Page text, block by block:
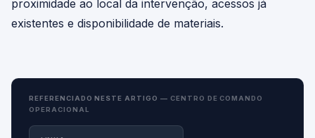
proximidade ao local da intervenção, acessos já
existentes e disponibilidade de materiais.
REFERENCIADO NESTE ARTIGO — CENTRO DE COMANDO
OPERACIONAL